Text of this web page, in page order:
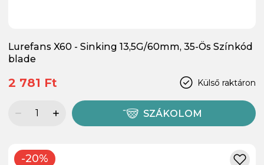
Lurefans X60 - Sinking 13,5G/60mm, 35-Ös Színkód
blade
Külső raktáron
2 781 Ft
SZÁKOLOM
-20%